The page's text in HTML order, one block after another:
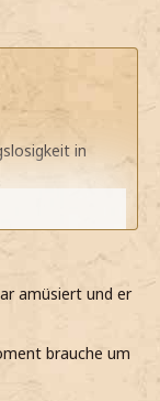
in
zuwende*
glauben scheint,
amüsiert und er
brauche um